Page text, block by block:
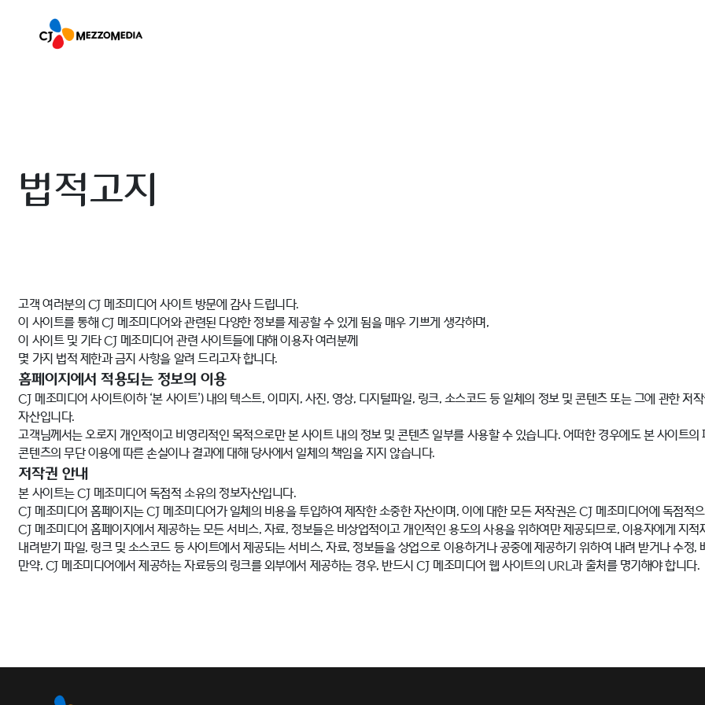
법적고지
고객 여러분의 CJ 메조미디어 사이트 방문에 감사 드립니다.
이 사이트를 통해 CJ 메조미디어와 관련된 다양한 정보를 제공할 수 있게 됨을 매우 기쁘게 생각하며,
이 사이트 및 기타 CJ 메조미디어 관련 사이트들에 대해 이용자 여러분께
몇 가지 법적 제한과 금지 사항을 알려 드리고자 합니다.
홈페이지에서 적용되는 정보의 이용
CJ 메조미디어 사이트(이하 ‘본 사이트’) 내의 텍스트, 이미지, 사진, 영상, 디지털파일, 링크, 소스코드 등 일체의 정보 및 콘텐츠 또는 그에 관한
자산입니다.
고객님께서는 오로지 개인적이고 비영리적인 목적으로만 본 사이트 내의 정보 및 콘텐츠 일부를 사용할 수 있습니다. 어떠한 경우에도 본 사이트
콘텐츠의 무단 이용에 따른 손실이나 결과에 대해 당사에서 일체의 책임을 지지 않습니다.
저작권 안내
본 사이트는 CJ 메조미디어 독점적 소유의 정보자산입니다.
CJ 메조미디어 홈페이지는 CJ 메조미디어가 일체의 비용을 투입하여 제작한 소중한 자산이며, 이에 대한 모든 저작권은 CJ 메조미디어에 독점적
CJ 메조미디어 홈페이지에서 제공하는 모든 서비스, 자료, 정보들은 비상업적이고 개인적인 용도의 사용을 위하여만 제공되므로, 이용자에게 지
내려받기 파일, 링크 및 소스코드 등 사이트에서 제공되는 서비스, 자료, 정보들을 상업으로 이용하거나 공중에 제공하기 위하여 내려 받거나 수정
만약, CJ 메조미디어에서 제공하는 자료등의 링크를 외부에서 제공하는 경우, 반드시 CJ 메조미디어 웹 사이트의 URL과 출처를 명기해야 합니다.